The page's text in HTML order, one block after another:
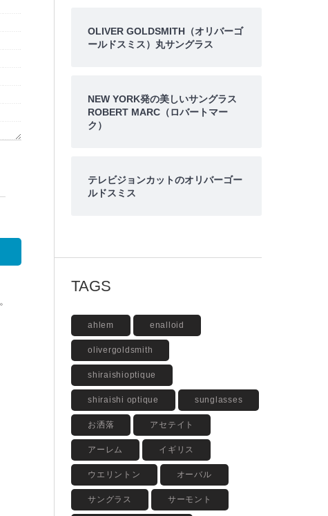
。
OLIVER GOLDSMITH（オリバーゴ
ールドスミス）丸サングラス
NEW YORK発の美しいサングラス
ROBERT MARC（ロバートマー
ク）
テレビジョンカットのオリバーゴー
ルドスミス
TAGS
ahlem enalloid
olivergoldsmith
shiraishioptique
shiraishi optique sunglasses
お洒落 アセテイト
アーレム イギリス
ウエリントン オーバル
サングラス サーモント